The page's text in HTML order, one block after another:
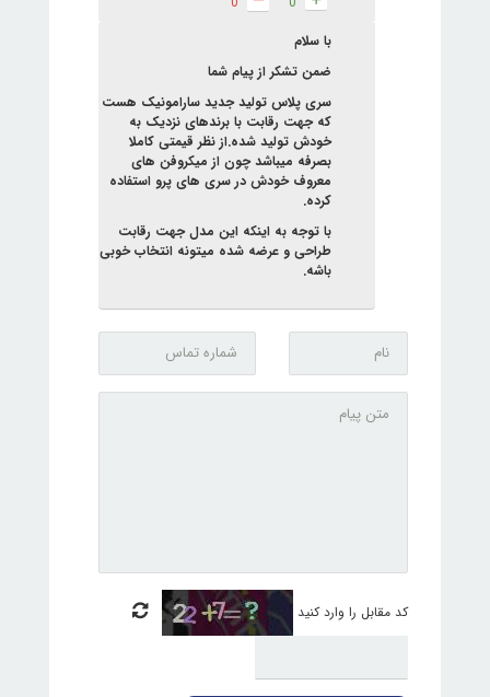
با سلام
ضمن تشکر از پیام شما
سری پلاس تولید جدید سارامونیک هست
که جهت رقابت با برندهای نزدیک به
خودش تولید شده.از نظر قیمتی کاملا
بصرفه میباشد چون از میکروفن های
معروف خودش در سری های پرو استفاده
کرده.
با توجه به اینکه این مدل جهت رقابت
طراحی و عرضه شده میتونه انتخاب خوبی
باشه.
کد مقابل را وارد کنید